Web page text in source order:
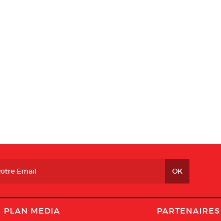
PLAN MEDIA PARTENAIRES